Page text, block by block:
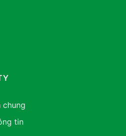
chung
tin